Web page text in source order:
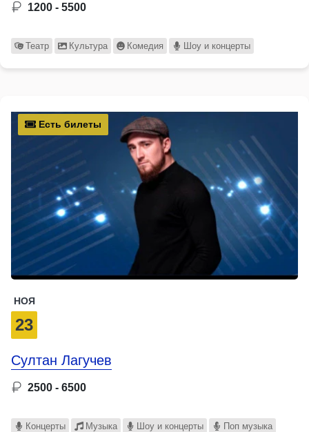
1200 - 5500
Театр Культура Комедия Шоу и концерты
Есть билеты
НОЯ
23
Султан Лагучев
2500 - 6500
Концерты Музыка Шоу и концерты
Поп музыка